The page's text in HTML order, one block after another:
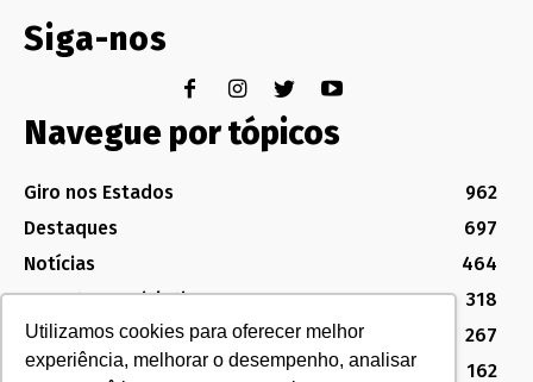
Utilizamos cookies para oferecer melhor
experiência, melhorar o desempenho, analisar
Siga-nos
Navegue por tópicos
Giro nos Estados
962
Destaques
697
Notícias
464
Assuntos Legislativos
318
Política Sindical e Institucional
267
Destaques do Legislativo
162